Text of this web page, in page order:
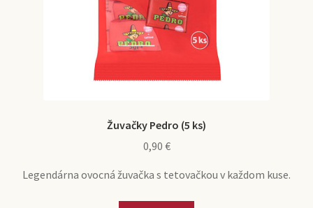
Žuvačky Pedro (5 ks)
0,90 €
Legendárna ovocná žuvačka s tetovačkou v každom kuse.